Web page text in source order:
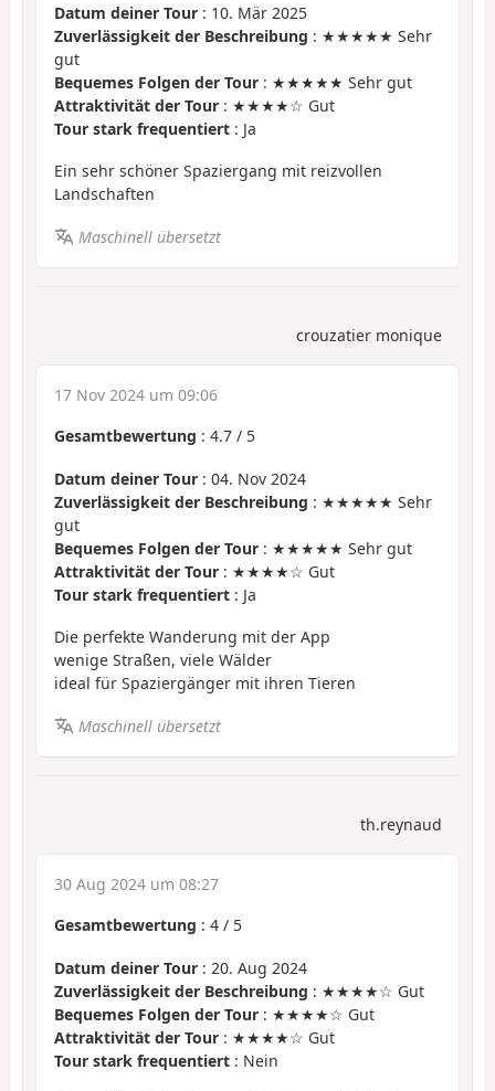
Datum deiner Tour : 10. Mär 2025
Zuverlässigkeit der Beschreibung : ★★★★★ Sehr
gut
Bequemes Folgen der Tour : ★★★★★ Sehr gut
Attraktivität der Tour : ★★★★☆ Gut
Tour stark frequentiert : Ja
Ein sehr schöner Spaziergang mit reizvollen
Landschaften
Maschinell übersetzt
crouzatier monique
17 Nov 2024 um 09:06
Gesamtbewertung : 4.7 / 5
Datum deiner Tour : 04. Nov 2024
Zuverlässigkeit der Beschreibung : ★★★★★ Sehr
gut
Bequemes Folgen der Tour : ★★★★★ Sehr gut
Attraktivität der Tour : ★★★★☆ Gut
Tour stark frequentiert : Ja
Die perfekte Wanderung mit der App
wenige Straßen, viele Wälder
ideal für Spaziergänger mit ihren Tieren
Maschinell übersetzt
th.reynaud
30 Aug 2024 um 08:27
Gesamtbewertung : 4 / 5
Datum deiner Tour : 20. Aug 2024
Zuverlässigkeit der Beschreibung : ★★★★☆ Gut
Bequemes Folgen der Tour : ★★★★☆ Gut
Attraktivität der Tour : ★★★★☆ Gut
Tour stark frequentiert : Nein